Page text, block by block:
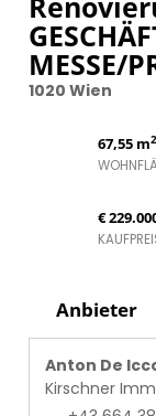
MESSE/
1020 Wien
67,55 m2
€
Anbieter
Anton De
Kirschner